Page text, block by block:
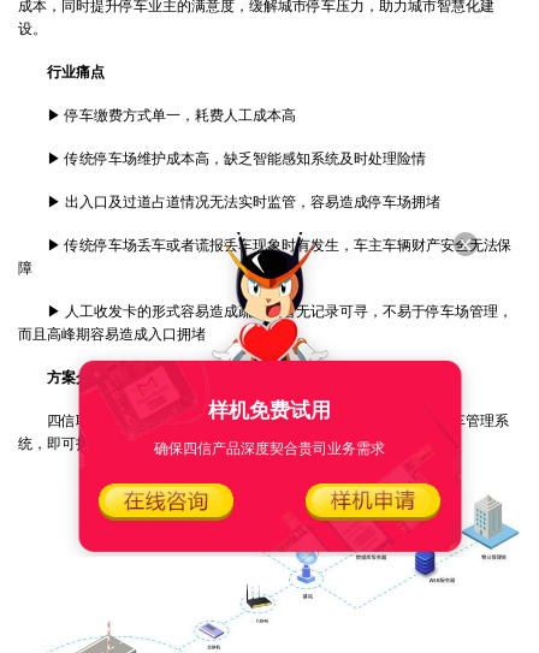
设。
行业痛点
▶ 停车缴费方式单一，耗费人工成本高
▶ 传统停车场维护成本高，缺乏智能感知系统及时处理险情
▶ 出入口及过道占道情况无法实时监管，容易造成停车场拥堵
▶ 传统停车场丢车或者谎报丢车现象时有发生，车主车辆财产安全无法保
障
▶ 人工收发卡的形式容易造成疏漏或者无记录可寻，不易于停车场管理，
而且高峰期容易造成入口拥堵
方案介绍
四信联合某公司停车系统，打造出从前端到云端的一体式智慧停车管理系
统，即可打破单一停车场的信息孤岛，实现集团停车场的集中管理。
样机免费试用
确保四信产品深度契合贵司业务需求